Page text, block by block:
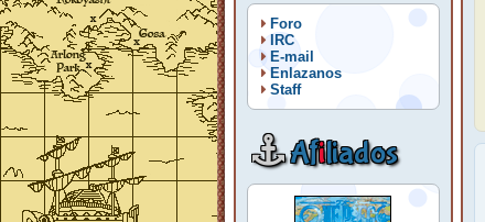
Foro
IRC
E-mail
Enlazanos
Staff
Afiliados